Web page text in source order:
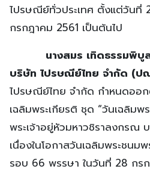
ไปรษณีย์ทั่วประเทศ ตั้งแต่วันที่
กรกฎาคม 2561 เป็นต้นไป
นางสมร เทิดธรรมพิบูล
บริษัท ไปรษณีย์ไทย จำกัด (ป
ไปรษณีย์ไทย จำกัด กำหนดออ
เฉลิมพระเกียรติ ชุด “วันเฉลิมพ
พระเจ้าอยู่หัวมหาวชิราลงกรณ
เนื่องในโอกาสวันเฉลิมพระชนม
รอบ 66 พรรษา ในวันที่ 28 กร